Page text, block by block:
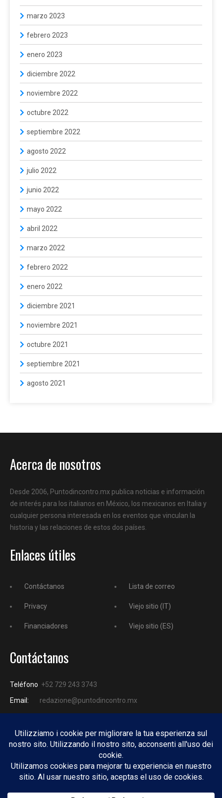
marzo 2023
febrero 2023
enero 2023
diciembre 2022
noviembre 2022
octubre 2022
septiembre 2022
agosto 2022
julio 2022
junio 2022
mayo 2022
abril 2022
marzo 2022
febrero 2022
enero 2022
diciembre 2021
noviembre 2021
octubre 2021
septiembre 2021
agosto 2021
Acerca de nosotros
Desde 2006, Puntodincontro.mx publica noticias e información
de interés para los italianos en México, los mexicanos en Italia y
cualquier persona interesada en los eventos que vinculan la
historia y las relaciones de estos dos países.
Enlaces útiles
Contáctanos
Privacy
Financiadores
Lista de correo
Viejo sitio (IT)
Viejo sitio (ES)
Contáctanos
Teléfono +52 729 243 3743
Email:
redazione@puntodincontro.mx
PUNTODINCONTRO